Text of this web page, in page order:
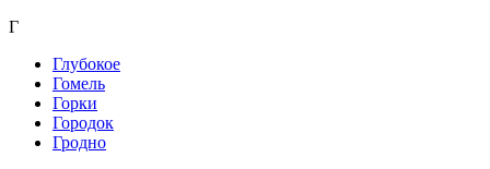
Г
Глубокое
Гомель
Горки
Городок
Гродно